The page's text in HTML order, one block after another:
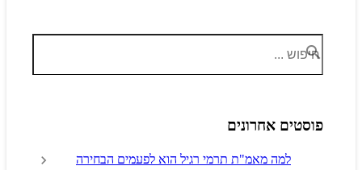
פוסטים אחרונים
למה מאמ"ת תרמי רגיל הוא לפעמים הבחירה